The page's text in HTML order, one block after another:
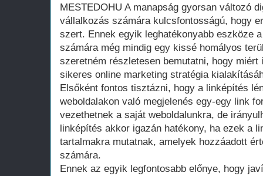
MESTEDOHU A manapság gyorsan változó
vállalkozás számára kulcsfontosságú, hogy
szert. Ennek egyik leghatékonyabb eszköze
számára még mindig egy kissé homályos
szeretném részletesen bemutatni, hogy
sikeres online marketing stratégia
Elsőként fontos tisztázni, hogy a linképítés
weboldalakon való megjelenés egy-egy link
vezethetnek a saját weboldalunkra, de
linképítés akkor igazán hatékony, ha ezek a
tartalmakra mutatnak, amelyek hozzáadott
számára.
Ennek az egyik legfontosabb előnye, hogy